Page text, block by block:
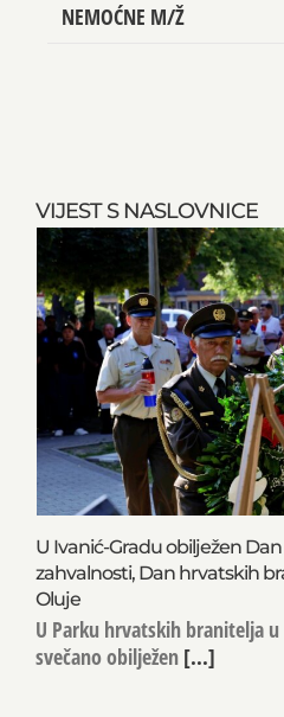
VIJEST S NASLOVNICE
U Ivanić-Gradu obilježen
zahvalnosti, Dan hrvatskih
Oluje
U Parku hrvatskih branitelja
svečano obilježen [...]
NEMOĆNE M/Ž